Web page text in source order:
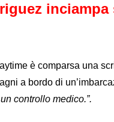
è comparsa una
a bordo di
controllo medico.”.